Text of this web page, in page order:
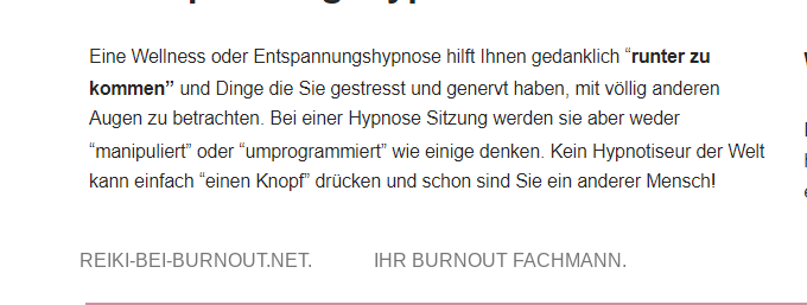
REIKI-BEI-BURNOUT.NET. IHR BURNOUT FACHMANN.